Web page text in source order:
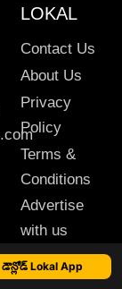
డౌన్లోడ్ Lokal App
LOKAL
Contact Us
About Us
Privacy
Policy
Terms &
Conditions
Advertise
with us
Sitemap